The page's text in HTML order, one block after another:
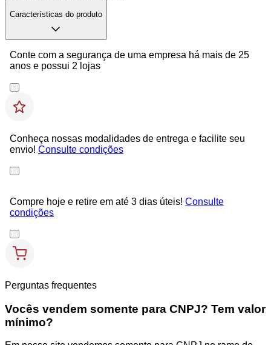
Características do produto
Conte com a segurança de uma empresa há mais de 25
anos e possui 2 lojas
Conheça nossas modalidades de entrega e facilite seu
envio! Consulte condições
Compre hoje e retire em até 3 dias úteis! Consulte
condições
Perguntas frequentes
Vocês vendem somente para CNPJ? Tem valor
mínimo?